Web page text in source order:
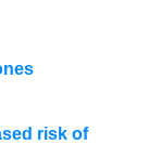
risk of